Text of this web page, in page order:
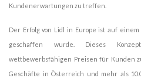
Kundenerwartungen zu treffen.
Der Erfolg von Lidl in Europe ist auf
geschaffen wurde. Dieses
wettbewerbsfähigen Preisen für Kunden
Geschäfte in Österreich und mehr als